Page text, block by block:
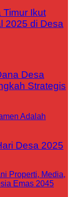
Timur Ikut
2025 di Desa
Desa
Strategis
Desa 2025